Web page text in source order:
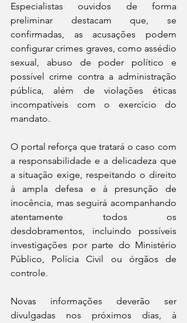
Especialistas ouvidos de forma
preliminar destacam que, se
confirmadas, as acusações podem
configurar crimes graves, como assédio
sexual, abuso de poder político e
possível crime contra a administração
pública, além de violações éticas
incompatíveis com o exercício do
mandato.
O portal reforça que tratará o caso com
a responsabilidade e a delicadeza que
a situação exige, respeitando o direito
à ampla defesa e à presunção de
inocência, mas seguirá acompanhando
atentamente todos os
desdobramentos, incluindo possíveis
investigações por parte do Ministério
Público, Polícia Civil ou órgãos de
controle.
Novas informações deverão ser
divulgadas nos próximos dias, à